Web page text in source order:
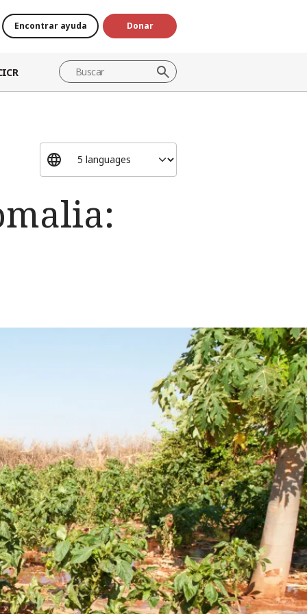
Encontrar ayuda Donar